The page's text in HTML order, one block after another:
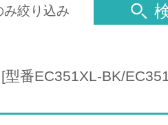
み絞り込み
番EC351XL-BK/